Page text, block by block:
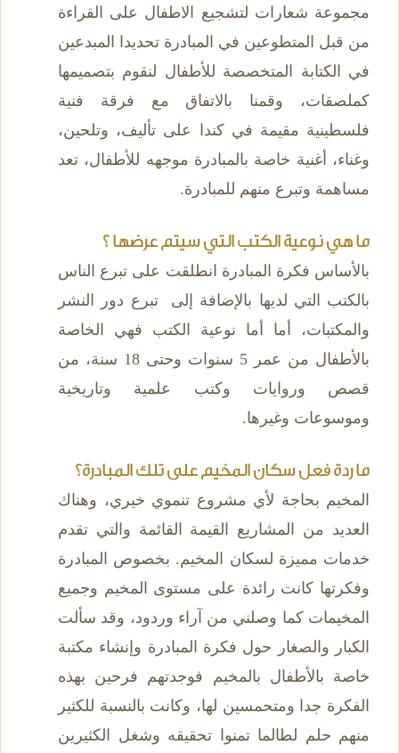
مجموعة شعارات لتشجيع الاطفال على القراءة
من قبل المتطوعين في المبادرة تحديدا المبدعين
في الكتابة المتخصصة للأطفال لنقوم بتصميمها
كملصقات، وقمنا بالاتفاق مع فرقة فنية
فلسطينية مقيمة في كندا على تأليف، وتلحين،
وغناء، أغنية خاصة بالمبادرة موجهه للأطفال، تعد
مساهمة وتبرع منهم للمبادرة.
ما هي نوعية الكتب التي سيتم عرضها ؟
بالأساس فكرة المبادرة انطلقت على تبرع الناس
بالكتب التي لديها بالإضافة إلى تبرع دور النشر
والمكتبات، أما أما نوعية الكتب فهي الخاصة
بالأطفال من عمر 5 سنوات وحتى 18 سنة، من
قصص وروايات وكتب علمية وتاريخية
وموسوعات وغيرها.
ما ردة فعل سكان المخيم على تلك المبادرة؟
المخيم بحاجة لأي مشروع تنموي خيري، وهناك
العديد من المشاريع القيمة القائمة والتي تقدم
خدمات مميزة لسكان المخيم. بخصوص المبادرة
وفكرتها كانت رائدة على مستوى المخيم وجميع
المخيمات كما وصلني من آراء وردود، وقد سألت
الكبار والصغار حول فكرة المبادرة وإنشاء مكتبة
خاصة بالأطفال بالمخيم فوجدتهم فرحين بهذه
الفكرة جدا ومتحمسين لها، وكانت بالنسبة للكثير
منهم حلم لطالما تمنوا تحقيقه وشغل الكثيرين